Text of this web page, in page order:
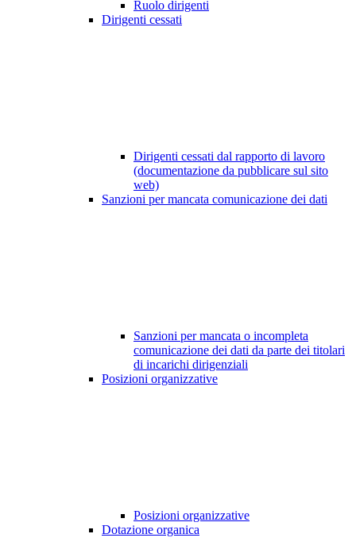
Ruolo dirigenti
Dirigenti cessati
Dirigenti cessati dal rapporto di lavoro
(documentazione da pubblicare sul sito
web)
Sanzioni per mancata comunicazione dei dati
Sanzioni per mancata o incompleta
comunicazione dei dati da parte dei titolari
di incarichi dirigenziali
Posizioni organizzative
Posizioni organizzative
Dotazione organica